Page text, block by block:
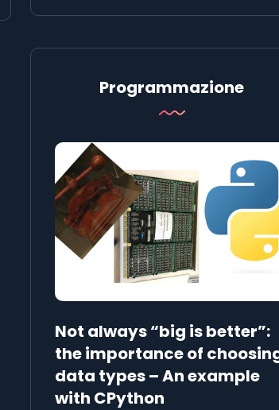
Programmazione
Not always “big is better”:
the importance of
data types – An example
with CPython